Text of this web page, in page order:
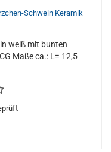
weiß mit bunten
Maße ca.: L= 12,5